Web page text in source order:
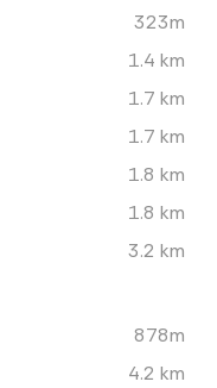
323m
1.4 km
1.7 km
1.7 km
1.8 km
1.8 km
3.2 km
878m
4.2 km